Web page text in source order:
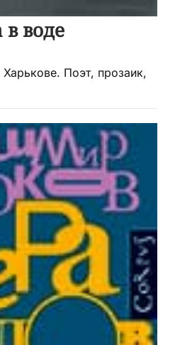
воде
Поэт, прозаик,